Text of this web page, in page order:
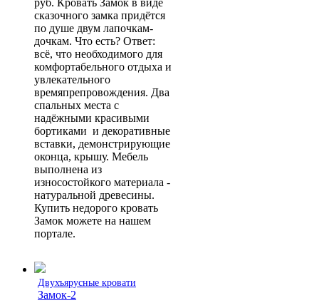
сказочного замка придётся
по душе двум лапочкам-
дочкам. Что есть? Ответ:
всё, что необходимого для
комфортабельного отдыха и
увлекательного
времяпрепровождения. Два
спальных места с
надёжными красивыми
бортиками и декоративные
вставки, демонстрирующие
оконца, крышу. Мебель
выполнена из
износостойкого материала -
натуральной древесины.
Купить недорого кровать
Замок можете на нашем
портале.
Двухъярусные кровати
Замок-2